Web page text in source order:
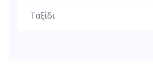
Ταξίδι